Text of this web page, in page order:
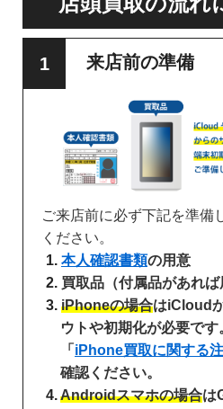
来店前の準備
ご来店前に必ず下記を準備
ください。
本人確認書類の用意
買取品（付属品があれば
iPhoneの場合はiCloud
ウトや初期化が必要です
「 iPhone買取に関する
確認ください。
Androidスマホの場合は